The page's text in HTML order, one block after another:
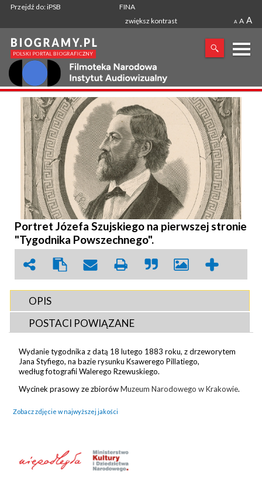
Przejdź do: iPSB
FINA
zwiększ kontrast
A A A
X
SZUKANA FRAZA
Portret Józefa Szujskiego na pierwszej stronie
"Tygodnika Powszechnego".
OPIS
POSTACI POWIĄZANE
Wydanie tygodnika z datą 18 lutego 1883 roku, z drzeworytem
Jana Styfiego, na bazie rysunku Ksawerego Pillatiego,
według fotografii Walerego Rzewuskiego.
Wycinek prasowy ze zbiorówMuzeum Narodowego w Krakowie.
Zobacz zdjęcie w najwyższej jakości